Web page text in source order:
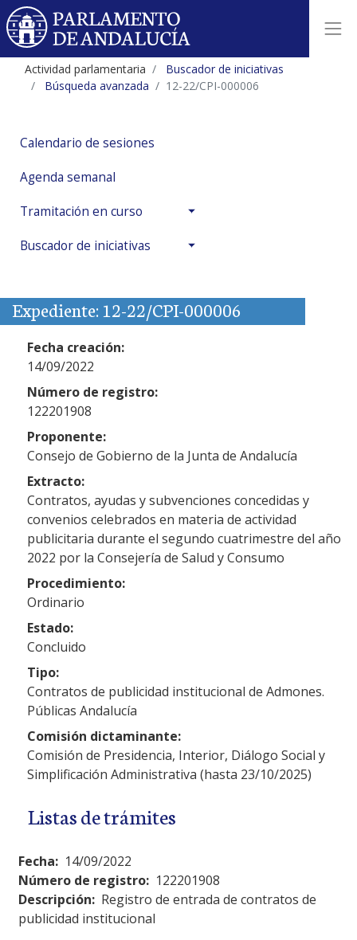
Actividad parlamentaria
Buscador de iniciativas
Búsqueda avanzada
12-22/CPI-000006
Calendario de sesiones
Agenda semanal
Tramitación en curso
Buscador de iniciativas
Expediente: 12-22/CPI-000006
Fecha creación:
14/09/2022
Número de registro:
122201908
Proponente:
Consejo de Gobierno de la Junta de Andalucía
Extracto:
Contratos, ayudas y subvenciones concedidas y
convenios celebrados en materia de actividad
publicitaria durante el segundo cuatrimestre del año
2022 por la Consejería de Salud y Consumo
Procedimiento:
Ordinario
Estado:
Concluido
Tipo:
Contratos de publicidad institucional de Admones.
Públicas Andalucía
Comisión dictaminante:
Comisión de Presidencia, Interior, Diálogo Social y
Simplificación Administrativa (hasta 23/10/2025)
Listas de trámites
Fecha: 14/09/2022
Número de registro: 122201908
Descripción: Registro de entrada de contratos de
publicidad institucional